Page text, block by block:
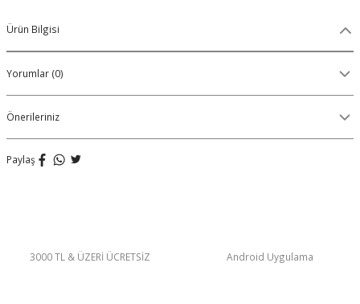
Ribana (Örme) Boxer
Seamless (Dikişsiz) Boxer
Ürün Bilgisi
Yorumlar (0)
Önerileriniz
Paylaş
3000 TL & ÜZERİ ÜCRETSİZ Android Uygulama